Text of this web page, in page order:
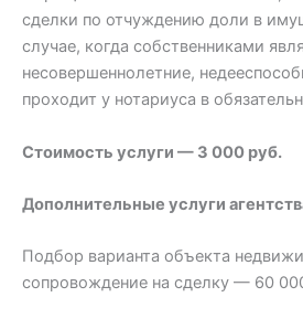
сделки по отчуждению доли в
случае, когда собственниками
несовершеннолетние,
проходит у нотариуса в
Стоимость услуги — 3 000 руб.
Дополнительные услуги
Подбор варианта объекта
сопровождение на сделку — 60